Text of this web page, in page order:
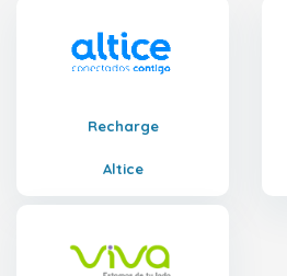
Recharge
Altice